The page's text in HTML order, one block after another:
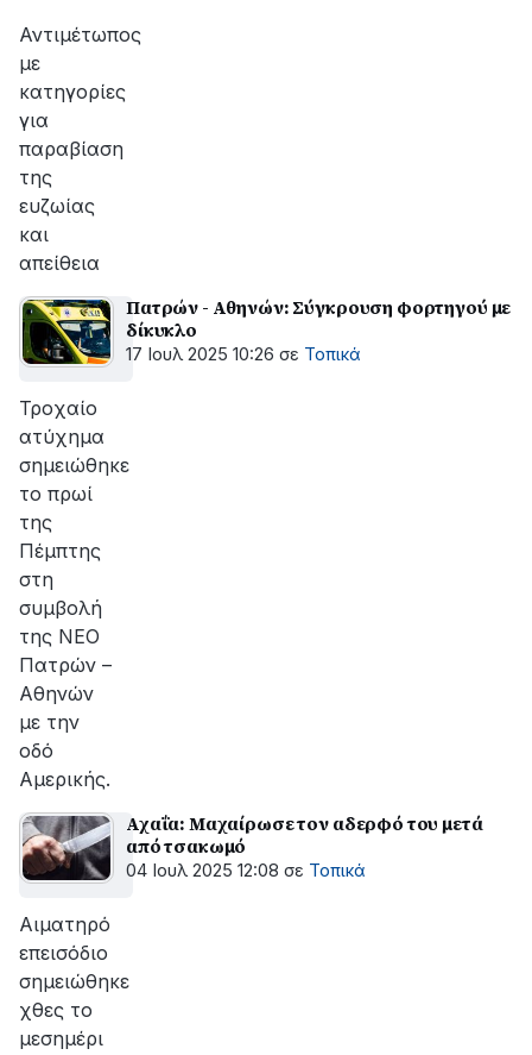
Αντιμέτωπος
με
κατηγορίες
για
παραβίαση
της
ευζωίας
και
απείθεια
Πατρών - Αθηνών: Σύγκρουση φορτηγού με
δίκυκλο
17 Ιουλ 2025 10:26 σε Τοπικά
Τροχαίο
ατύχημα
σημειώθηκε
το πρωί
της
Πέμπτης
στη
συμβολή
της ΝΕΟ
Πατρών –
Αθηνών
με την
οδό
Αμερικής.
Αχαΐα: Μαχαίρωσε τον αδερφό του μετά
από τσακωμό
04 Ιουλ 2025 12:08 σε Τοπικά
Αιματηρό
επεισόδιο
σημειώθηκε
χθες το
μεσημέρι